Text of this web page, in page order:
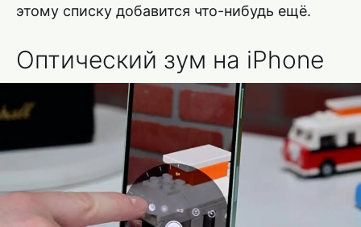
этому списку добавится что-нибудь ещё.
Оптический зум на iPhone